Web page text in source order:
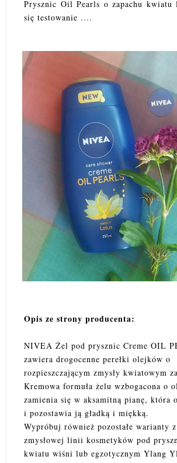
Prysznic Oil Pearls o zapachu kwiatu
się testowanie ....
Opis ze strony producenta:
NIVEA Żel pod prysznic Creme OIL
zawiera drogocenne perełki olejków o
rozpieszczającym zmysły kwiatowym
Kremowa formuła żelu wzbogacona o
zamienia się w aksamitną pianę, która
i pozostawia ją gładką i miękką.
Wypróbuj również pozostałe warianty
zmysłowej linii kosmetyków pod
kwiatu wiśni lub egzotycznym Ylang